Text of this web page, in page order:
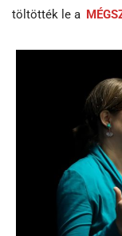
töltötték le a